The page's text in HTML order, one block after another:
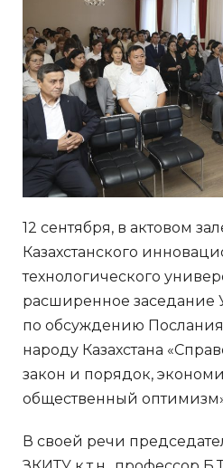
12 сентября, в актовом
Казахстанского
технологического
расширенное заседание
по обсуждению
народу Казахстана
закон и порядок,
общественный
В своей речи